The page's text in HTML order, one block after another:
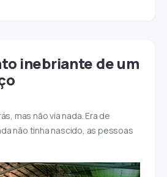
inebriante de um
mas não via nada. Era de
não tinha nascido, as pessoas